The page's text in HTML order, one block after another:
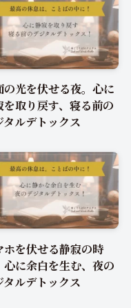
の光を伏せる夜。心に
を取り戻す、寝る前の
タルデトックス
ホを伏せる静寂の時
心に余白を生む、夜の
タルデトックス